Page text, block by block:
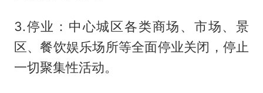
3.停业：中心城区各类商场、市场、景
区、餐饮娱乐场所等全面停业关闭，停止
一切聚集性活动。